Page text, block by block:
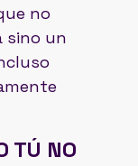
no
sino un
TÚ NO